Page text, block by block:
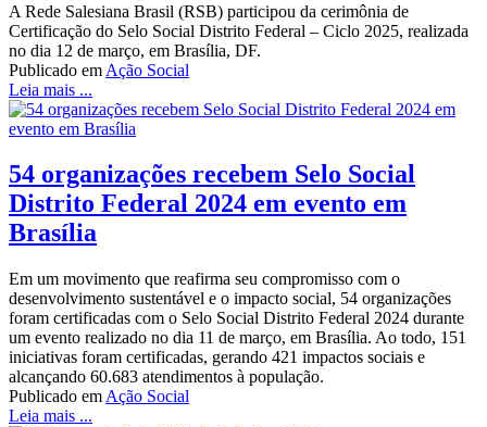
A Rede Salesiana Brasil (RSB) participou da cerimônia de
Certificação do Selo Social Distrito Federal – Ciclo 2025, realizada
no dia 12 de março, em Brasília, DF.
Publicado em Ação Social
Leia mais ...
54 organizações recebem Selo Social
Distrito Federal 2024 em evento em
Brasília
Em um movimento que reafirma seu compromisso com o
desenvolvimento sustentável e o impacto social, 54 organizações
foram certificadas com o Selo Social Distrito Federal 2024 durante
um evento realizado no dia 11 de março, em Brasília. Ao todo, 151
iniciativas foram certificadas, gerando 421 impactos sociais e
alcançando 60.683 atendimentos à população.
Publicado em Ação Social
Leia mais ...